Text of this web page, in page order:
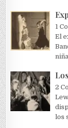
1
El
2
los